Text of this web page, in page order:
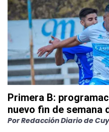
Primera B:
nuevo fin de semana
PorRedacción Diario de